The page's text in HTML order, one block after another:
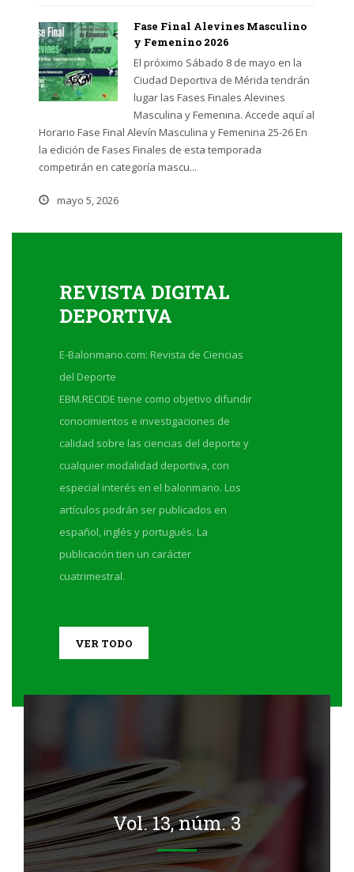
Fase Final Alevines Masculino
y Femenino 2026
El próximo Sábado 8 de mayo en la
Ciudad Deportiva de Mérida tendrán
lugar las Fases Finales Alevines
Masculina y Femenina. Accede aquí al
Horario Fase Final Alevín Masculina y Femenina 25-26 En
la edición de Fases Finales de esta temporada
competirán en categoría mascu...
mayo 5, 2026
REVISTA DIGITAL
DEPORTIVA
E-Balonmano.com: Revista de Ciencias
del Deporte
EBM.RECIDE tiene como objetivo difundir
conocimientos e investigaciones de
calidad sobre las ciencias del deporte y
cualquier modalidad deportiva, con
especial interés en el balonmano. Los
artículos podrán ser publicados en
español, inglés y portugués. La
publicación tien un carácter
cuatrimestral.
VER TODO
Vol. 13, núm. 3
núm. 3